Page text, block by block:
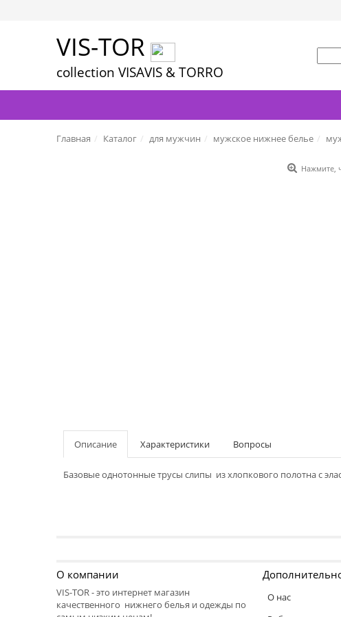
VIS-TOR
collection VISAVIS & TORRO
Главная Каталог для мужчин мужское нижнее белье
Нажмите,
Описание Характеристики Вопросы
Базовые однотонные трусы слипы из хлопкового полотна с
О компании
VIS-TOR - это интернет магазин
качественного нижнего белья и одежды по
О нас